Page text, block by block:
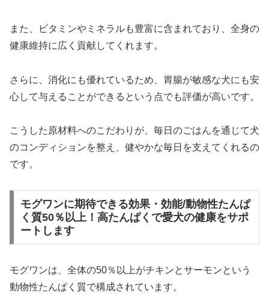
また、ビタミンやミネラルも豊富に含まれており、全身の
健康維持に広く貢献してくれます。
さらに、消化にも優れているため、胃腸が敏感な犬にも安
心して与えることができるという点でも評価が高いです。
こうした原材料へのこだわりが、毎日のごはんを通じて犬
のコンディションを整え、健やかな毎日を支えてくれるの
です。
モグワンに期待できる効果・効能/動物性たんぱ
く質50％以上！高たんぱくで愛犬の健康をサポ
ートします
モグワンは、全体の50％以上がチキンとサーモンという
動物性たんぱく質で構成されています。